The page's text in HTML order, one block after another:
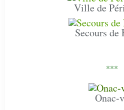
Ville de
Secours de
***
Onac-